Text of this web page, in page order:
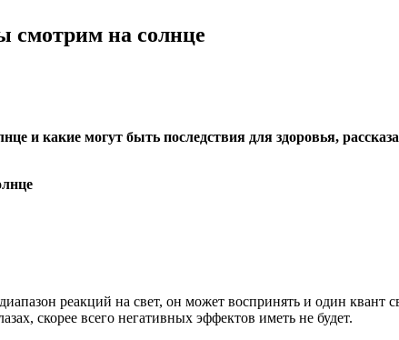
смотрим на солнце
и какие могут быть последствия для здоровья,
реакций на свет, он может воспринять и один
скорее всего негативных эффектов иметь не будет.